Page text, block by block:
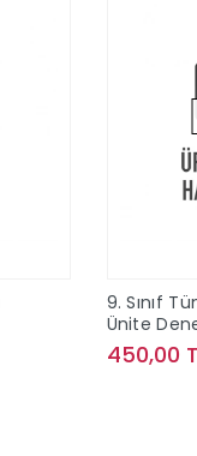
9. Sınıf
Ünite
Çözümlü
450,00